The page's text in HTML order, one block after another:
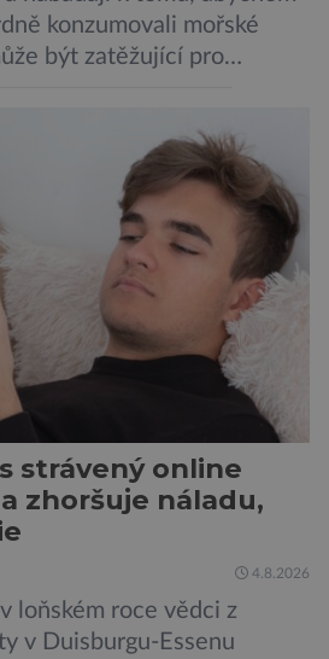
konzumovali mořské
být zatěžující pro
staly konzervované
dovolit opravdu každý
izolované
rybí konzervy kompletní
specialista Colin
[…]
strávený online
zhoršuje náladu,
4.8.2026
loňském roce vědci z
v Duisburgu-Essenu